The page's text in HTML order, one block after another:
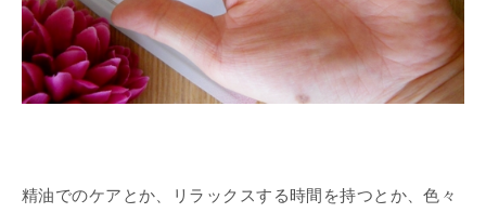
精油でのケアとか、リラックスする時間を持つとか、色々